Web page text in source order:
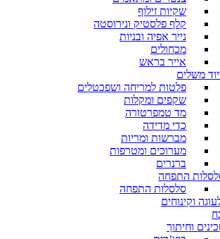
שקיות זילוף
קלף פלסטיק ונירוסטה
נייר אפיה ובניות
מכחולים
אייר בראש
משלים
פלטות למריחה ושפכטלים
שקפים ומקלות
מד טמפרטורה
כדי מדידה
מברשות ומריות
מערוכים ומטרפות
ברנרים
התפחה
סלסלות התפחה
וקינוחים
וחיתוך